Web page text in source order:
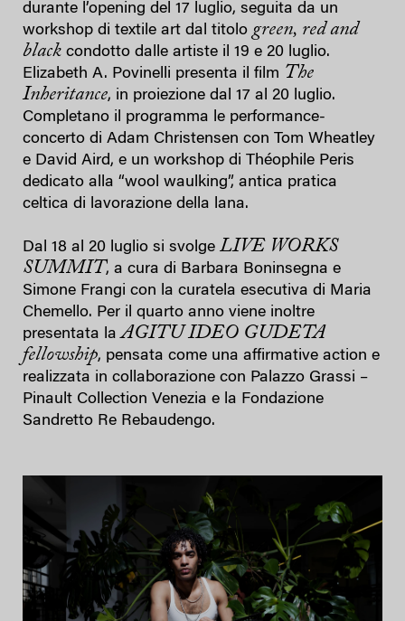
durante l’opening del 17 luglio, seguita da un
workshop di textile art dal titolo green, red and
black condotto dalle artiste il 19 e 20 luglio.
Elizabeth A. Povinelli presenta il film The
Inheritance, in proiezione dal 17 al 20 luglio.
Completano il programma le performance-
concerto di Adam Christensen con Tom Wheatley
e David Aird, e un workshop di Théophile Peris
dedicato alla “wool waulking”, antica pratica
celtica di lavorazione della lana.
Dal 18 al 20 luglio si svolge LIVE WORKS
SUMMIT , a cura di Barbara Boninsegna e
Simone Frangi con la curatela esecutiva di Maria
Chemello. Per il quarto anno viene inoltre
presentata laAGITU IDEO GUDETA
fellowship, pensata come una affirmative action e
realizzata in collaborazione con Palazzo Grassi –
Pinault Collection Venezia e la Fondazione
Sandretto Re Rebaudengo.